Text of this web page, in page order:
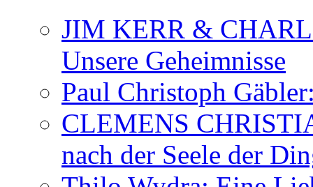
JIM KERR &
Unsere Geheimnisse
Paul Christoph
CLEMENS
nach der Seele der